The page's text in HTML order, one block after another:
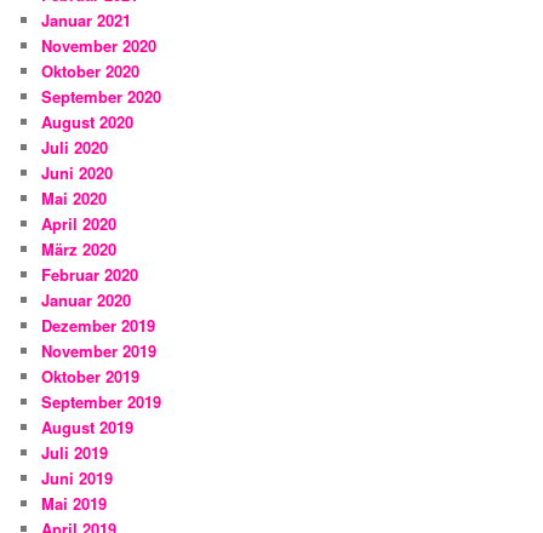
Januar 2021
November 2020
Oktober 2020
September 2020
August 2020
Juli 2020
Juni 2020
Mai 2020
April 2020
März 2020
Februar 2020
Januar 2020
Dezember 2019
November 2019
Oktober 2019
September 2019
August 2019
Juli 2019
Juni 2019
Mai 2019
April 2019